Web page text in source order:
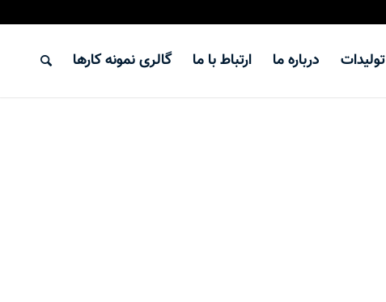
تولیدات درباره ما ارتباط با ما گالری نمونه کارها